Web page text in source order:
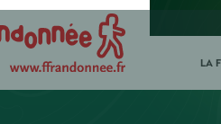
LA